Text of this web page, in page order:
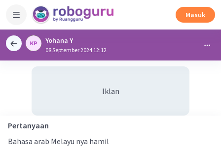
Masuk
Yohana Y
08 September 2024 12:12
Iklan
Pertanyaan
Bahasa arab Melayu nya hamil